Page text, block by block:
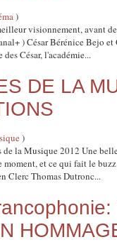
)
visionnement, avant
) César Bérénice Bejo
César, l'académie...
DE LA
)
la Musique 2012 Une
moment, et ce qui fait le
Clerc Thomas Dutronc...